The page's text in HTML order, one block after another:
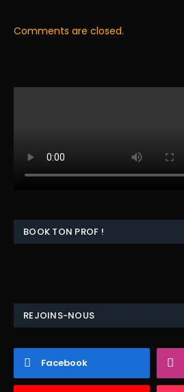
Comments are closed.
BOOK TON PROF !
REJOINS-NOUS
Facebook